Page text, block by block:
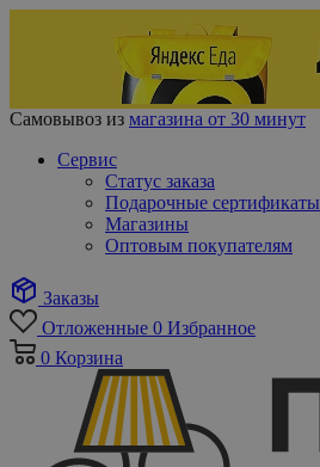
Самовывоз из магазина от 30 минут
Сервис
Статус заказа
Подарочные сертификаты
Магазины
Оптовым покупателям
Заказы
Отложенные 0 Избранное
0 Корзина